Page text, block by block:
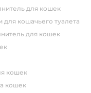
для кошек
для кошачьего туалета
для кошек
кошек
кошек